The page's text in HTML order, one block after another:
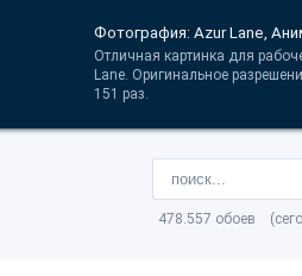
Фотография: Azur Lane,
Отличная картинка для
Lane. Оригинальное
151 раз.
478.557 обоев